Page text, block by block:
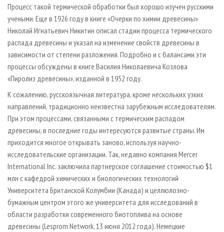
Процесс такой термической обработки был хорошо изучен русскими
учеными. Еще в 1926 году в книге «Очерки по химии древесины»
Николай Игнатьевич Никитин описал стадии процесса термического
распада древесины и указал на изменение свойств древесины в
зависимости от степени разложения. Подробно и с балансами эти
процессы обсуждены в книге Василия Николаевича Козлова
«Пиролиз древесины», изданной в 1952 году.
К сожалению, русскоязычная литература, кроме нескольких узких
направлений, традиционно неизвестна зарубежным исследователям.
При этом процессами, связанными с термическим распадом
древесины, в последние годы интересуются развитые страны. Им
приходится многое открывать заново, используя научно­-
исследовательские организации. Так, недавно компания Mercer
International Inc. заключила партнерское соглашение стоимостью $1
млн с кафедрой химических и биологических технологий
Университета Британской Колумбии (Канада) и целлюлозно-
бумажным центром этого же университета для исследований в
области разработки современного биотоплива на основе
древесины (Lesprom Network, 13 июня 2012 года). Немецкие